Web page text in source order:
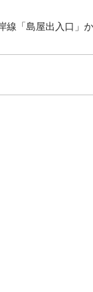
線「島屋出入口」